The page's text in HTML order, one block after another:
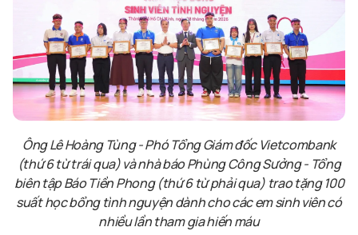
Ông Lê Hoàng Tùng - Phó Tổng Giám đốc Vietcombank
(thứ6từtráiqua) và nhà báo Phùng Công Sưởng-Tổng
biên tập Báo Tiền Phong (thứ 6 từ phải qua) trao tặng 100
suất học bổng tình nguyện dành cho các em sinh viên có
nhiều lần tham gia hiến máu